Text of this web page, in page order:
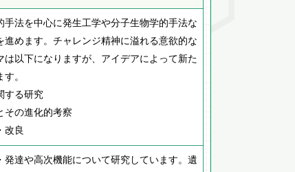
法を中心に発生工学や分子生物学的手法な
進めます。チャレンジ精神に溢れる意欲的な
以下になりますが、アイデアによって新た
。
する研究
その進化的考察
改良
達や高次機能について研究しています。遺